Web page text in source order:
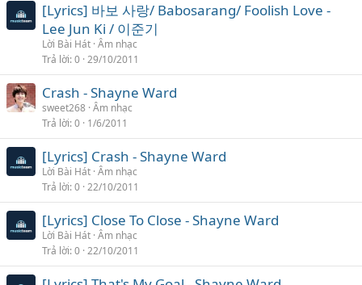
[Lyrics] 바보 사랑/ Babosarang/ Foolish Love -
Lee Jun Ki / 이준기
Lời Bài Hát Âm nhạc
Trả lời 0 29/10/2011
Crash - Shayne Ward
sweet268 Âm nhạc
Trả lời 0 1/6/2011
[Lyrics] Crash - Shayne Ward
Lời Bài Hát Âm nhạc
Trả lời 0 22/10/2011
[Lyrics] Close To Close - Shayne Ward
Lời Bài Hát Âm nhạc
Trả lời 0 22/10/2011